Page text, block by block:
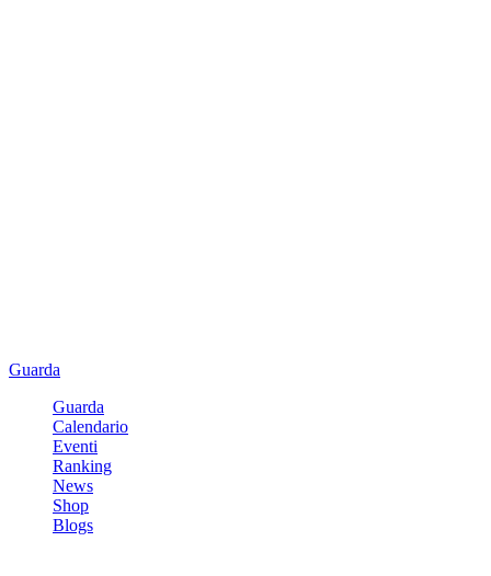
Guarda
Guarda
Calendario
Eventi
Ranking
News
Shop
Blogs